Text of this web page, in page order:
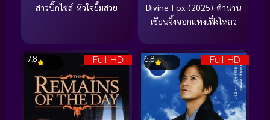
สาวบิ๊กไซส์ หัวใจยิ้มสวย
Divine Fox (2025) ตำนาน
เซียนจิ้งจอกแห่งเฟิ่งโหลว
Full HD
7.8 Full HD
6.8